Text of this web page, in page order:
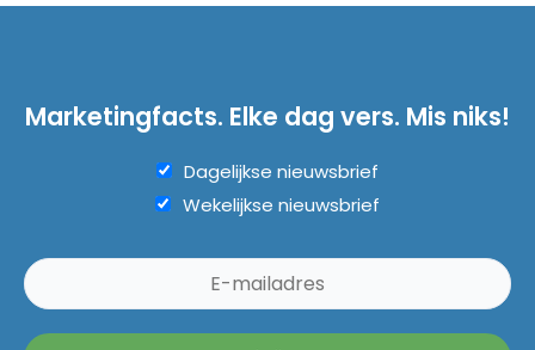
Marketingfacts. Elke dag vers. Mis niks!
Dagelijkse nieuwsbrief
Wekelijkse nieuwsbrief